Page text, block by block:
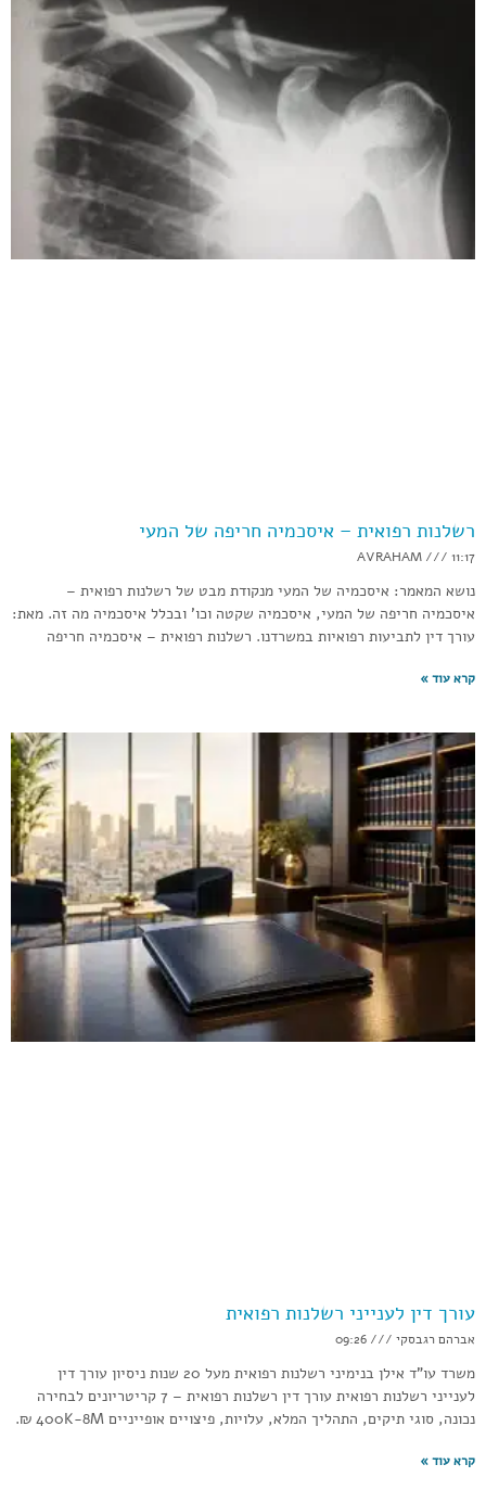
רשלנות רפואית – איסכמיה חריפה של המעי
AVRAHAM 11:17
נושא המאמר: איסכמיה של המעי מנקודת מבט של רשלנות רפואית –
איסכמיה חריפה של המעי, איסכמיה שקטה וכו’ ובכלל איסכמיה מה זה. מאת:
עורך דין לתביעות רפואיות במשרדנו. רשלנות רפואית – איסכמיה חריפה
קרא עוד »
עורך דין לענייני רשלנות רפואית
אברהם רגבסקי
משרד עו”ד אילן בנימיני רשלנות רפואית מעל 20 שנות ניסיון עורך דין
לענייני רשלנות רפואית עורך דין רשלנות רפואית – 7 קריטריונים לבחירה
נכונה, סוגי תיקים, התהליך המלא, עלויות, פיצויים אופייניים 400K-8M ₪.
קרא עוד »